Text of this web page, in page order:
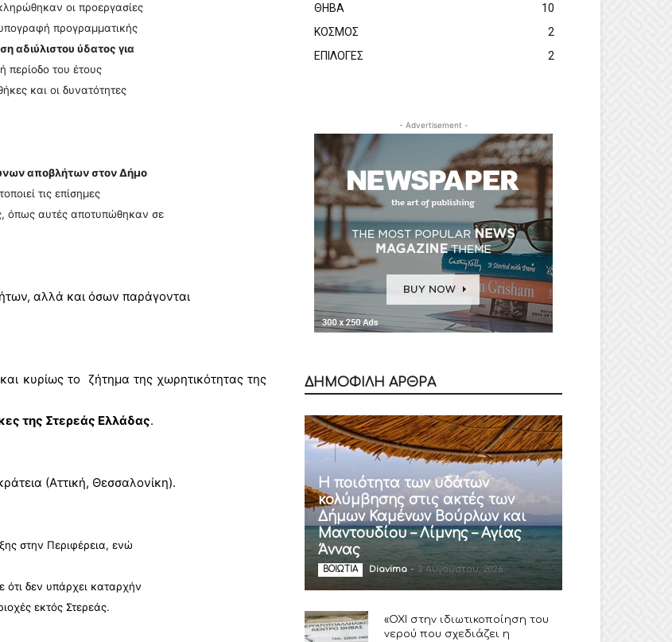
οι προεργασίες
προγραμματικής
αδιύλιστου ύδατος για
περίοδο του έτους
και οι δυνατότητες
αποβλήτων στον Δήμο
τις επίσημες
όπως αυτές αποτυπώθηκαν σε
αλλά και όσων παράγονται
κυρίως το ζήτημα της χωρητικότητας της
της Στερεάς Ελλάδας.
(Αττική, Θεσσαλονίκη).
στην Περιφέρεια, ενώ
ότι δεν υπάρχει καταρχήν
εκτός Στερεάς.
ΘΗΒΑ
10
ΚΟΣΜΟΣ
2
ΕΠΙΛΟΓΕΣ
2
- Advertisement -
ΔΗΜΟΦΙΛΗ ΑΡΘΡΑ
Η ποιότητα των υδάτων
κολύμβησης στις ακτές των
Δήμων Καμένων Βούρλων και
Μαντουδίου – Λίμνης – Αγίας
Άννας
ΒΟΙΩΤΙΑ Diavima - 2 Αυγούστου, 2026
«ΟΧΙ στην ιδιωτικοποίηση του
νερού που σχεδιάζει η